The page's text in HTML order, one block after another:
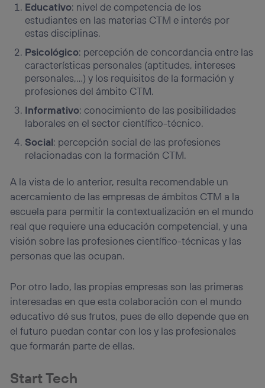
Educativo: nivel de competencia de los
estudiantes en las materias CTM e interés por
estas disciplinas.
Psicológico: percepción de concordancia entre las
características personales (aptitudes, intereses
personales,…) y los requisitos de la formación y
profesiones del ámbito CTM.
Informativo: conocimiento de las posibilidades
laborales en el sector científico-técnico.
Social: percepción social de las profesiones
relacionadas con la formación CTM.
A la vista de lo anterior, resulta recomendable un
acercamiento de las empresas de ámbitos CTM a la
escuela para permitir la contextualización en el mundo
real que requiere una educación competencial, y una
visión sobre las profesiones científico-técnicas y las
personas que las ocupan.
Por otro lado, las propias empresas son las primeras
interesadas en que esta colaboración con el mundo
educativo dé sus frutos, pues de ello depende que en
el futuro puedan contar con los y las profesionales
que formarán parte de ellas.
Start Tech